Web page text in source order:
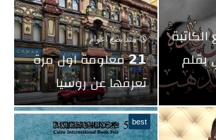
بقلم
منذ بضع اعوام
𝟮𝟭 معلومة اول مرة
تعرفها عن روسيا
best